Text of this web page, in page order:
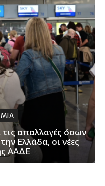
τις απαλλαγές όσων
Ελλάδα, οι νέες
ΑΑΔΕ